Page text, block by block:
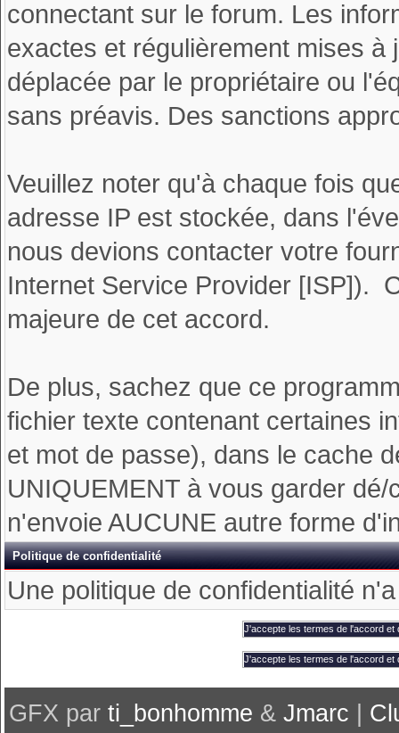
connectant sur le forum. Les
exactes et régulièrement mises
déplacée par le propriétaire ou
sans préavis. Des sanctions
Veuillez noter qu'à chaque fois
adresse IP est stockée, dans
nous devions contacter votre
Internet Service Provider [ISP]).
majeure de cet accord.
De plus, sachez que ce
fichier texte contenant certaines
et mot de passe), dans le cache
UNIQUEMENT à vous garder
n'envoie AUCUNE autre forme
Politique de confidentialité
Une politique de confidentialité
GFX par ti_bonhomme & Jmarc